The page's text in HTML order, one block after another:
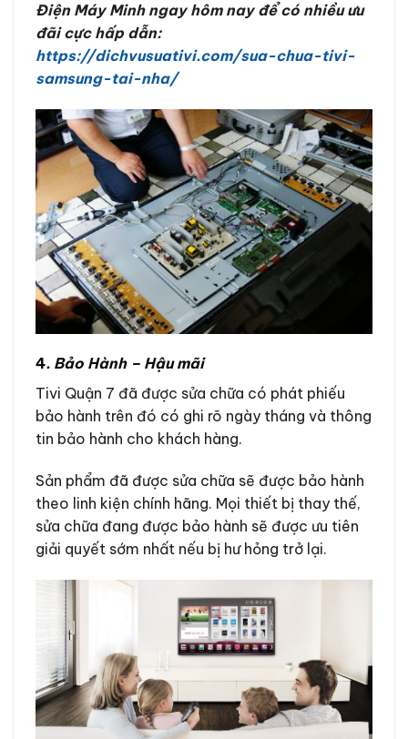
Điện Máy Minh ngay hôm nay để có nhiều ưu
đãi cực hấp dẫn:
https://dichvusuativi.com/sua-chua-tivi-
samsung-tai-nha/
4. Bảo Hành – Hậu mãi
Tivi Quận 7 đã được sửa chữa có phát phiếu
bảo hành trên đó có ghi rõ ngày tháng và thông
tin bảo hành cho khách hàng.
Sản phẩm đã được sửa chữa sẽ được bảo hành
theo linh kiện chính hãng. Mọi thiết bị thay thế,
sửa chữa đang được bảo hành sẽ được ưu tiên
giải quyết sớm nhất nếu bị hư hỏng trở lại.